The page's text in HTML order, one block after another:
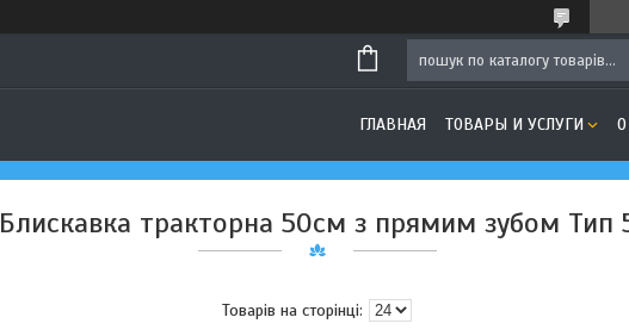
ГЛАВНАЯ ТОВАРЫ И УСЛУГИ
Блискавка тракторна 50см з прямим зубом Тип